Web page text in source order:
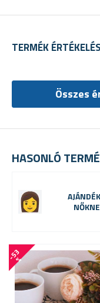
HASONLÓ
-
5
3
%
TERMÉK
Összes